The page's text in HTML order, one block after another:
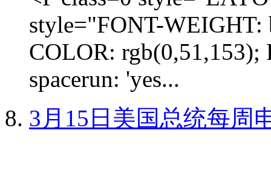
style="FONT-
COLOR:
spacerun: 'yes...
3月15日美国总统每周